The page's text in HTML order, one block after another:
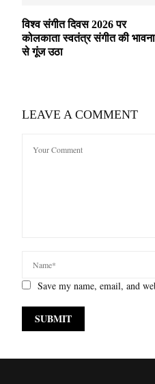
विश्व संगीत दिवस 2026 पर
कोलकाता स्वतंत्र संगीत की भावना
से गूंज उठा
LEAVE A COMMENT
Save my name, email, and